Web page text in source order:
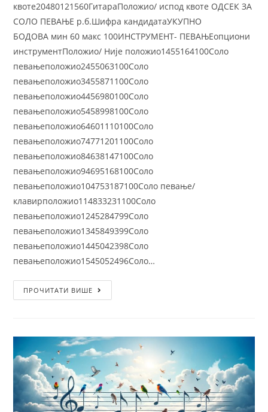
квоте20480121560ГитараПоложио/ испод квоте ОДСЕК ЗА
СОЛО ПЕВАЊЕ р.б.Шифра кандидатаУКУПНО
БОДОВА мин 60 макс 100ИНСТРУМЕНТ- ПЕВАЊЕопциони
инструментПоложио/ Није положио1455164100Соло
певањеположио2455063100Соло
певањеположио3455871100Соло
певањеположио4456980100Соло
певањеположио5458998100Соло
певањеположио64601110100Соло
певањеположио74771201100Соло
певањеположио84638147100Соло
певањеположио94695168100Соло
певањеположио104753187100Соло певање/
клавирположио114833231100Соло
певањеположио1245284799Соло
певањеположио1345849399Соло
певањеположио1445042398Соло
певањеположио1545052496Соло…
ПРОЧИТАТИ ВИШЕ